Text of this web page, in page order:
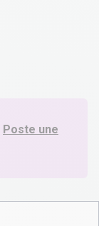
Poste une